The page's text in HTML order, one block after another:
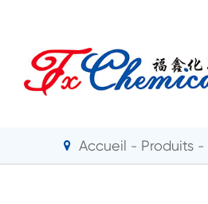
Accueil Produits